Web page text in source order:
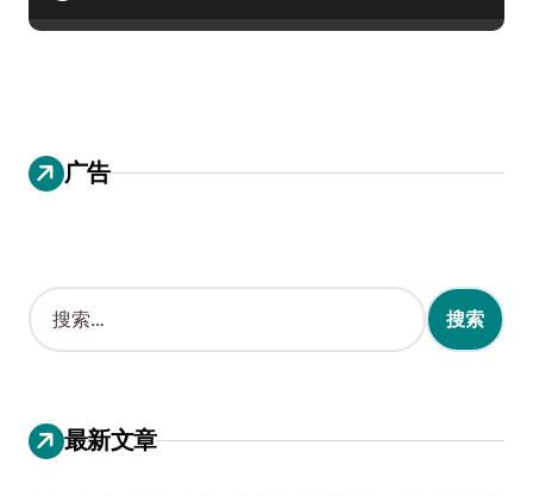
广告
搜
索
：
最新文章